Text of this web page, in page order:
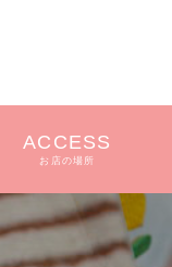
ACCESS
お店の場所